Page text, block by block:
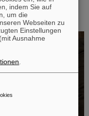
zur dauerhaften
in der
indem Sie auf
um die
Webseiten zu
Einstellungen
Ausnahme